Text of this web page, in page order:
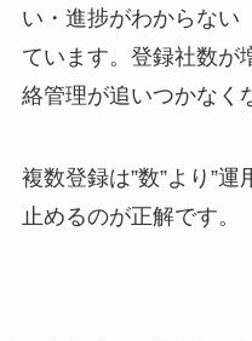
い・進捗がわからない
ています。登録社数が
絡管理が追いつかなく
複数登録は”数”より”
止めるのが正解です。